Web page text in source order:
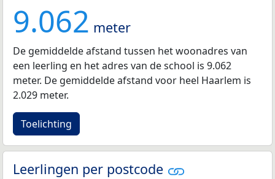
9.062 meter
De gemiddelde afstand tussen het woonadres van
een leerling en het adres van de school is 9.062
meter. De gemiddelde afstand voor heel Haarlem is
2.029 meter.
Toelichting
Leerlingen per postcode